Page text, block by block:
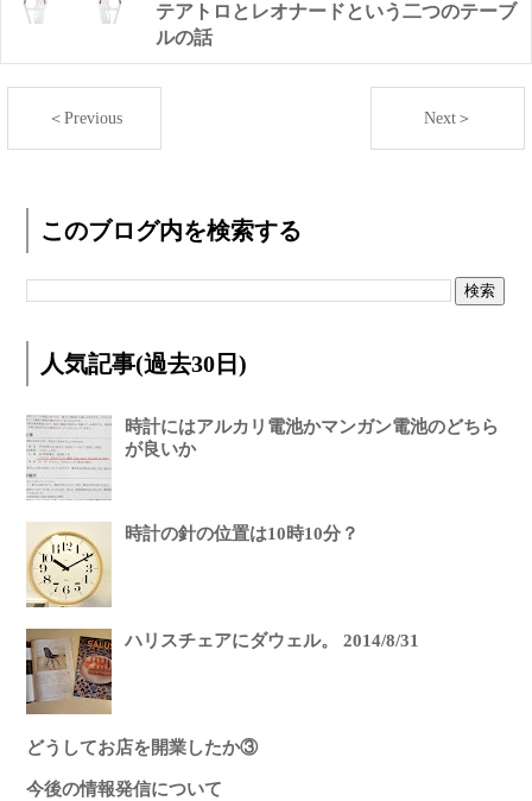
テアトロとレオナードという二つのテーブ
ルの話
＜Previous Next＞
このブログ内を検索する
人気記事(過去30日)
時計にはアルカリ電池かマンガン電池のどちら
が良いか
時計の針の位置は10時10分？
ハリスチェアにダウェル。 2014/8/31
どうしてお店を開業したか③
今後の情報発信について